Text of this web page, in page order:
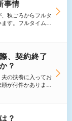
扶養の範囲を超え
囲をよく分かって
間違った条件を提
事情
秋ごろからフルタ
す。フルタイムで
現在の仕事の1月
秋にフルタイムに
ことになりますよ
か？収入を増や
ムにするのは年が
か？扶養からはず
ほうが得というこ
、契約終了
？
の扶養に入ってお
が何件かありまし
の加入が義務付け
これの繰り返しに
？